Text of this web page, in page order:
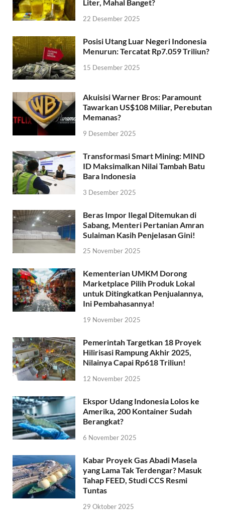
Liter, Mahal Banget?
22 Desember 2025
Posisi Utang Luar Negeri Indonesia
Menurun: Tercatat Rp7.059 Triliun?
15 Desember 2025
Akuisisi Warner Bros: Paramount
Tawarkan US$108 Miliar, Perebutan
Memanas?
9 Desember 2025
Transformasi Smart Mining: MIND
ID Maksimalkan Nilai Tambah Batu
Bara Indonesia
3 Desember 2025
Beras Impor Ilegal Ditemukan di
Sabang, Menteri Pertanian Amran
Sulaiman Kasih Penjelasan Gini!
25 November 2025
Kementerian UMKM Dorong
Marketplace Pilih Produk Lokal
untuk Ditingkatkan Penjualannya,
Ini Pembahasannya!
19 November 2025
Pemerintah Targetkan 18 Proyek
Hilirisasi Rampung Akhir 2025,
Nilainya Capai Rp618 Triliun!
12 November 2025
Ekspor Udang Indonesia Lolos ke
Amerika, 200 Kontainer Sudah
Berangkat?
6 November 2025
Kabar Proyek Gas Abadi Masela
yang Lama Tak Terdengar? Masuk
Tahap FEED, Studi CCS Resmi
Tuntas
29 Oktober 2025